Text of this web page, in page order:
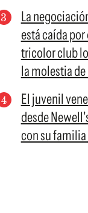
La
está caída
tricolor club
la molestia
El juvenil
desde
con su